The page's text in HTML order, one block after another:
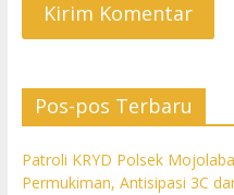
Pos-pos Terbaru
Patroli KRYD Polsek
Permukiman, Antisipasi 3C